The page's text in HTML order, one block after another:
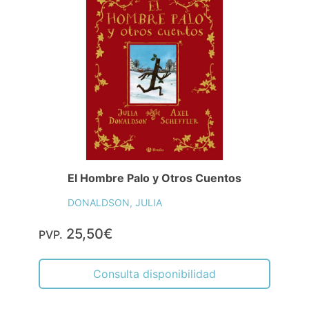
El Hombre Palo y Otros Cuentos
DONALDSON, JULIA
PVP. 25,50€
Consulta disponibilidad